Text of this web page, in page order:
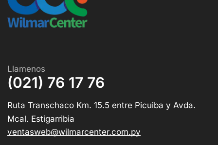
Llamenos
(021) 76 17 76
Ruta Transchaco Km. 15.5 entre Picuiba y Avda.
Mcal. Estigarribia
ventasweb@wilmarcenter.com.py